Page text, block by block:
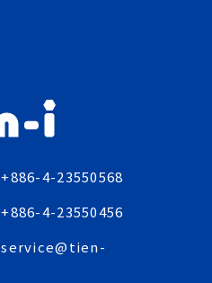
+886-4-23550568
+886-4-23550456
service@tien-